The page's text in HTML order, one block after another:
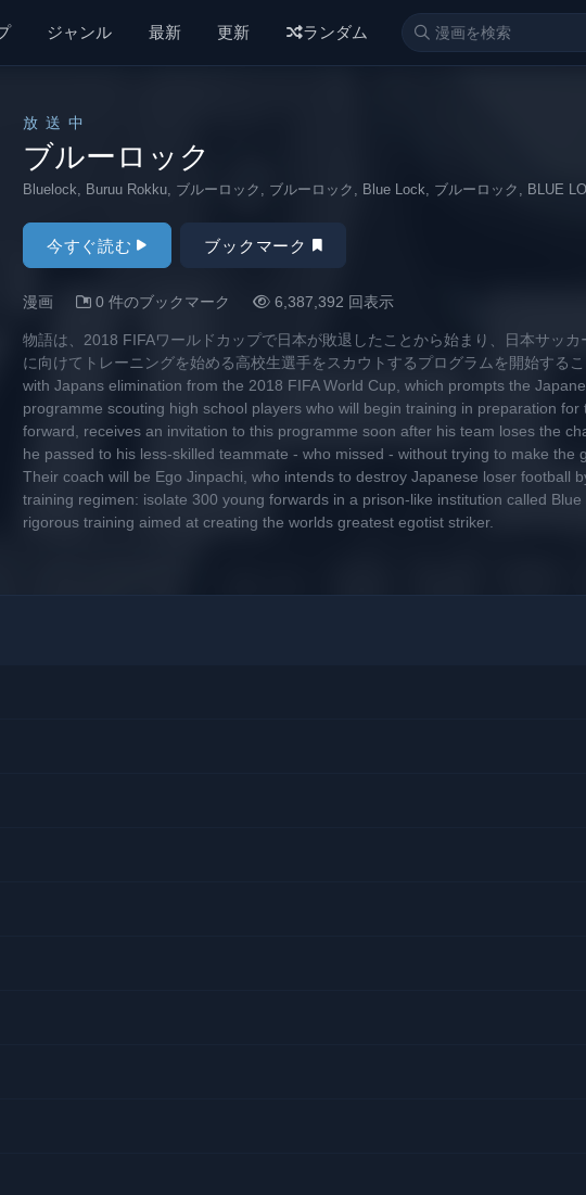
ジャンル 最新 更新 ランダム
放送中
ブルーロック
Bluelock, Buruu Rokku, ブルーロック, ブルーロック, Blue Lock, ブルーロック, BLUE
今すぐ読む ブックマーク
漫画 0 件のブックマーク 6,387,392 回表示
物語は、2018 FIFAワールドカップで日本が敗退したことから始まり、日本サッ
に向けてトレーニングを始める高校生選手をスカウトするプログラムを開始する
with Japans elimination from the 2018 FIFA World Cup, which prompts the
programme scouting high school players who will begin training in preparation for
forward, receives an invitation to this programme soon after his team loses the
he passed to his less-skilled teammate - who missed - without trying to make the
Their coach will be Ego Jinpachi, who intends to destroy Japanese loser football
training regimen: isolate 300 young forwards in a prison-like institution called
rigorous training aimed at creating the worlds greatest egotist striker.
manga1000, エロ 漫画, エロ マンガ, 漫画ばんく, エロ アニメ, 無料 漫画,